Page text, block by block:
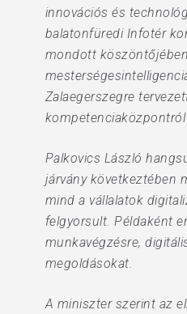
innovációs és
balatonfüredi Infotér
mondott
Zalaegerszegre
Palkovics László
járvány következtében
mind a vállalatok
felgyorsult. Példaként
munkavégzésre,
megoldásokat.
A miniszter szerint az